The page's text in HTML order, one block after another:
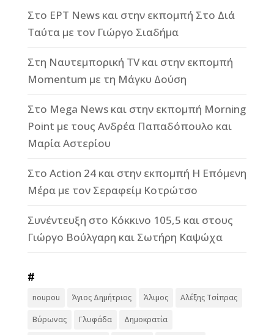
Στο ΕΡΤ News και στην εκπομπή Στο Διά
Ταύτα με τον Γιώργο Σιαδήμα
Στη Ναυτεμπορική TV και στην εκπομπή
Momentum με τη Μάγκυ Δούση
Στο Mega News και στην εκπομπή Morning
Point με τους Ανδρέα Παπαδόπουλο και
Μαρία Αστερίου
Στο Action 24 και στην εκπομπή Η Επόμενη
Μέρα με τον Σεραφείμ Κοτρώτσο
Συνέντευξη στο Κόκκινο 105,5 και στους
Γιώργο Βούλγαρη και Σωτήρη Καψώχα
#
noupou Άγιος Δημήτριος Άλιμος Αλέξης Τσίπρας
Βύρωνας Γλυφάδα Δημοκρατία